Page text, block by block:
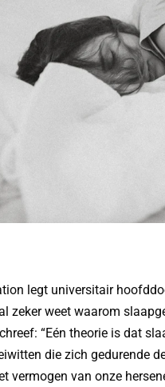
legt universitair
zeker weet waarom
“Eén theorie is dat
die zich gedurende
vermogen van onze